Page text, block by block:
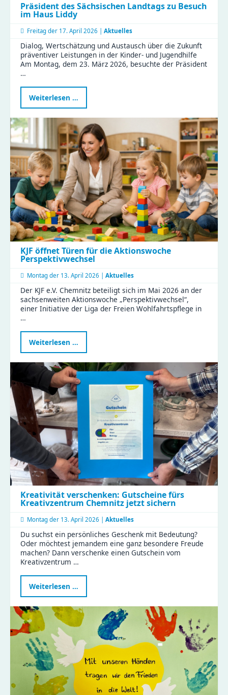
Präsident des Sächsischen Landtags zu Besuch
im Haus Liddy
Freitag der 17. April 2026 | Aktuelles
Dialog, Wertschätzung und Austausch über die Zukunft
präventiver Leistungen in der Kinder- und Jugendhilfe
Am Montag, dem 23. März 2026, besuchte der Präsident
…
Weiterlesen …
des
Sächsischen
Landtags
zu
Besuch
im
Haus
Liddy
KJF öffnet Türen für die Aktionswoche
Perspektivwechsel
Montag der 13. April 2026 | Aktuelles
Der KJF e.V. Chemnitz beteiligt sich im Mai 2026 an der
sachsenweiten Aktionswoche „Perspektivwechsel“,
einer Initiative der Liga der Freien Wohlfahrtspflege in
…
Weiterlesen …
öffnet
für
die
Aktionswoche
Perspektivwechsel
Kreativität verschenken: Gutscheine fürs
Kreativzentrum Chemnitz jetzt sichern
Montag der 13. April 2026 | Aktuelles
Du suchst ein persönliches Geschenk mit Bedeutung?
Oder möchtest jemandem eine ganz besondere Freude
machen? Dann verschenke einen Gutschein vom
Kreativzentrum …
Weiterlesen …
verschenken:
fürs
Kreativzentrum
Chemnitz
jetzt
sichern